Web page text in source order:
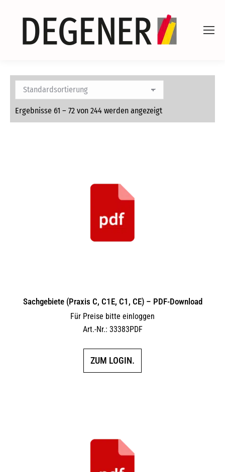
Ergebnisse 61 – 72 von 244 werden angezeigt
Sachgebiete (Praxis C, C1E, C1, CE) – PDF-Download
Für Preise bitte einloggen
Art.-Nr.: 33383PDF
ZUM LOGIN.